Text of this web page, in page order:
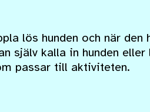
lös hunden och när
själv kalla in hunden
passar till aktiviteten.